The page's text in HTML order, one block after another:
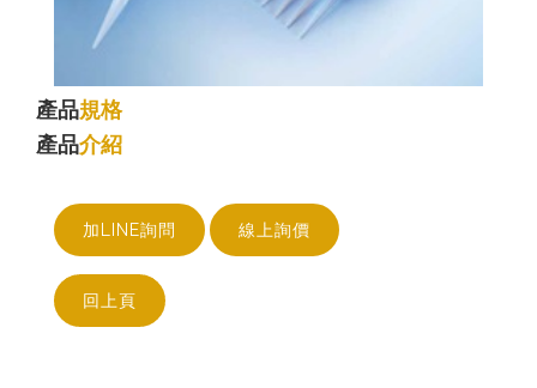
產品規格
產品介紹
加LINE詢問 線上詢價
回上頁